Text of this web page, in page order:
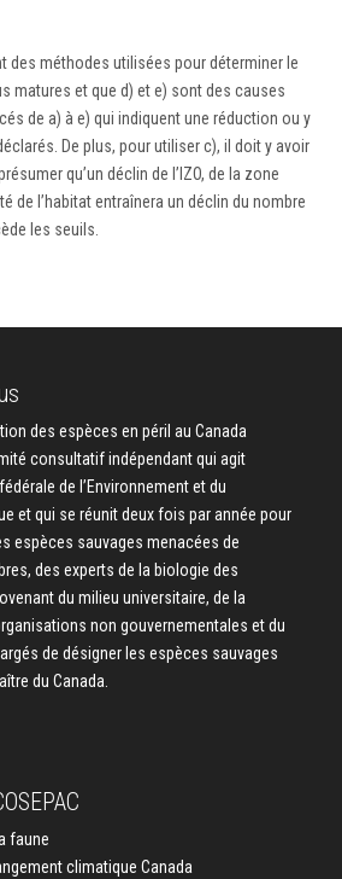
des méthodes utilisées pour déterminer le
matures et que d) et e) sont des causes
de a) à e) qui indiquent une réduction ou y
De plus, pour utiliser c), il doit y avoir
qu’un déclin de l’IZO, de la zone
de l’habitat entraînera un déclin du nombre
les seuils.
des espèces en péril au Canada
consultatif indépendant qui agit
de l’Environnement et du
et qui se réunit deux fois par année pour
espèces sauvages menacées de
des experts de la biologie des
du milieu universitaire, de la
non gouvernementales et du
de désigner les espèces sauvages
du Canada.
faune
climatique Canada